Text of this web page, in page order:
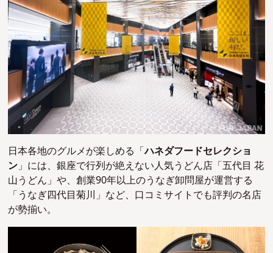
日本各地のグルメが楽しめる「ハネダフードセレクショ
ン」には、銀座で行列が絶えない人気うどん店「五代目 花
山うどん」や、創業90年以上のうなぎ卸問屋が運営する
「うなぎ四代目菊川」など、口コミサイトでも評判の名店
が勢揃い。